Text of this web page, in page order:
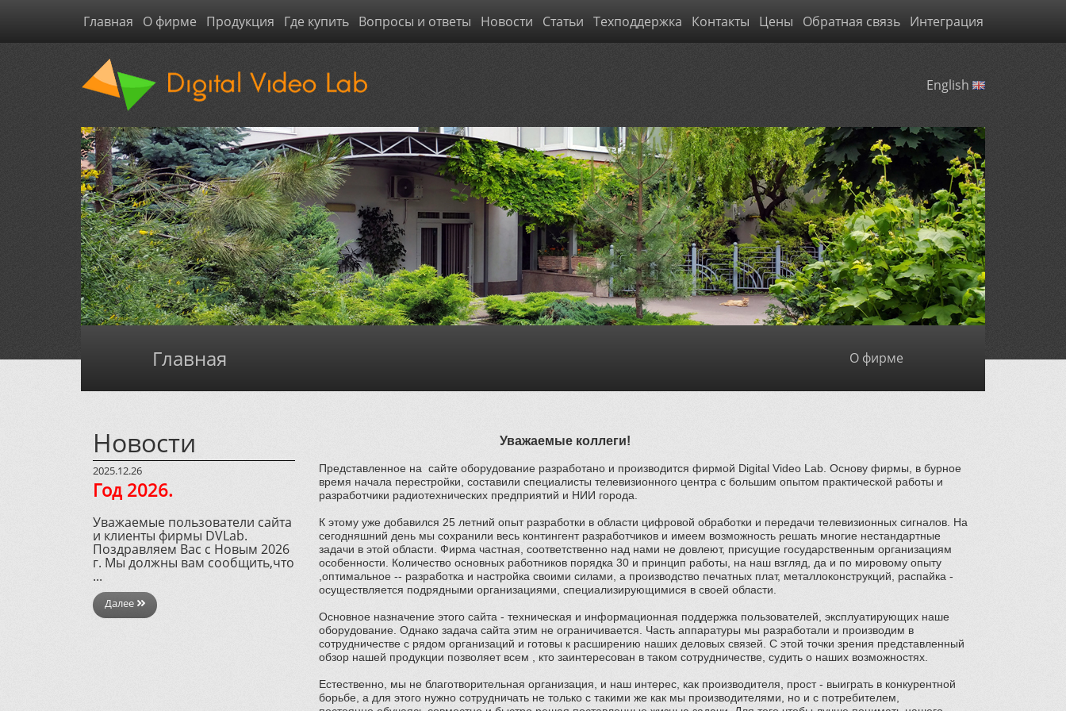
Главная О фирме Продукция Где купить Вопросы и ответы Новости Статьи Техподдержка Контакты Цены Обратная связь Интеграция
English
Главная О фирме
Новости
2025.12.26
Год 2026.
Уважаемые пользователи сайта
и клиенты фирмы DVLab.
Поздравляем Вас с Новым 2026
г. Мы должны вам сообщить,что
...
Далее
Уважаемые коллеги!
Представленное на сайте оборудование разработано и производится фирмой Digital Video Lab. Основу фирмы, в бурное
время начала перестройки, составили специалисты телевизионного центра с большим опытом практической работы и
разработчики радиотехнических предприятий и НИИ города.
К этому уже добавился 25 летний опыт разработки в области цифровой обработки и передачи телевизионных сигналов. На
сегодняшний день мы сохранили весь контингент разработчиков и имеем возможность решать многие нестандартные
задачи в этой области. Фирма частная, соответственно над нами не довлеют, присущие государственным организациям
особенности. Количество основных работников порядка 30 и принцип работы, на наш взгляд, да и по мировому опыту
,оптимальное -- разработка и настройка своими силами, а производство печатных плат, металлоконструкций, распайка -
осуществляется подрядными организациями, специализирующимися в своей области.
Основное назначение этого сайта - техническая и информационная поддержка пользователей, эксплуатирующих наше
оборудование. Однако задача сайта этим не ограничивается. Часть аппаратуры мы разработали и производим в
сотрудничестве с рядом организаций и готовы к расширению наших деловых связей. С этой точки зрения представленный
обзор нашей продукции позволяет всем , кто заинтересован в таком сотрудничестве, судить о наших возможностях.
Естественно, мы не благотворительная организация, и наш интерес, как производителя, прост - выиграть в конкурентной
борьбе, а для этого нужно сотрудничать не только с такими же как мы производителями, но и с потребителем,